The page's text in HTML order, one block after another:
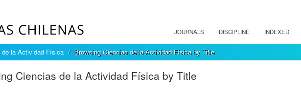
JOURNALS DISCIPLINE INDEXED
la Actividad Física Browsing Ciencias de la Actividad Física by Title
Ciencias de la Actividad Física by Title